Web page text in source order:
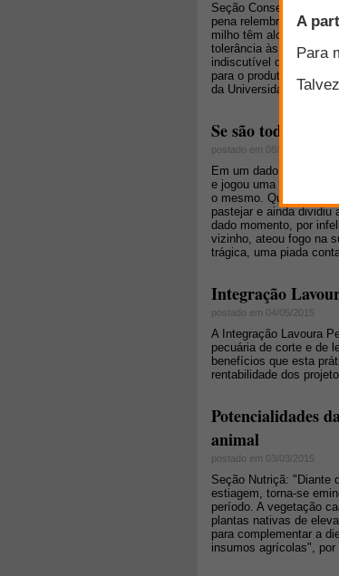
Seção Conservação de
pena relembrar um
milho têm alcançado
tolerância às pragas e
indiscutível que essas
para o produtor [...]",
da Universidade
Se são todas
postado em 08/06/2015
Em um dado momento
e jogou uma
o mesmo. Quando a
pastejar e ainda dividiu
dado momento, por
vizinho, ateou fogo na
trágica, uma piada
Integração
postado em 04/05/2015
A Integração Lavoura
pecuária de corte e de
benefícios que esta
rentabilidade dos
Potencialidades
animal
postado em 03/03/2015
Seção Nutriçã: "Diante
estiagem, torna-se
período. A vegetação
plantas nativas de
para complementar a
insumos agrícolas",